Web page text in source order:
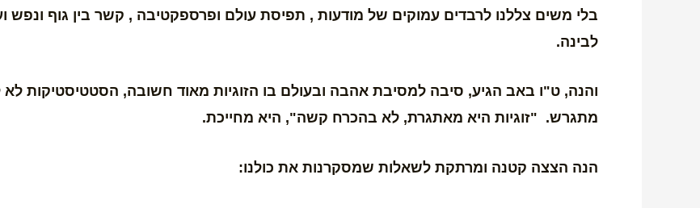
בלי משים צללנו לרבדים עמוקים של מודעות , תפיסת עולם ופרספקטיבה , קשר בין גוף ונפש
לבינה.
והנה, ט"ו באב הגיע, סיבה למסיבת אהבה ובעולם בו הזוגיות מאוד חשובה, הסטטיסטיקות
מתגרש. "זוגיות היא מאתגרת, לא בהכרח קשה", היא מחייכת.
הנה הצצה קטנה ומרתקת לשאלות שמסקרנות את כולנו: